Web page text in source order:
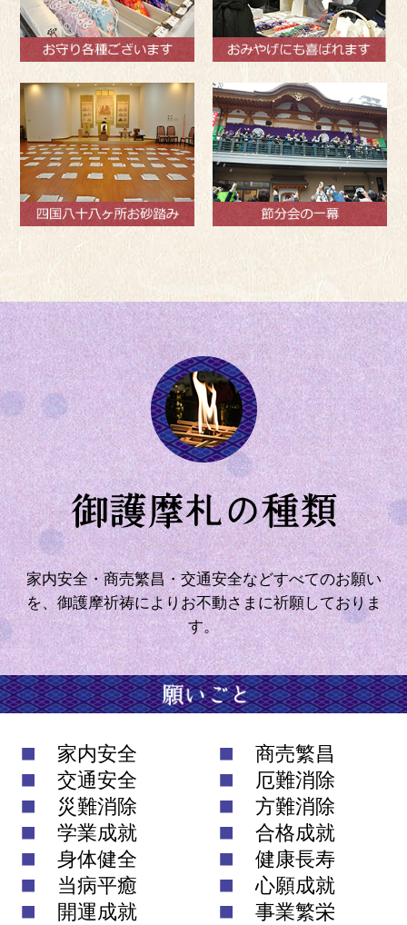
家内安全・商売繁昌・交通安全などすべてのお願い
を、御護摩祈祷によりお不動さまに祈願しておりま
す。
家内安全
商売繁昌
交通安全
厄難消除
災難消除
方難消除
学業成就
合格成就
身体健全
健康長寿
当病平癒
心願成就
開運成就
事業繁栄